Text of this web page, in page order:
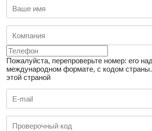
Пожалуйста, перепроверьте номер: его
международном формате, с кодом страны.
этой страной